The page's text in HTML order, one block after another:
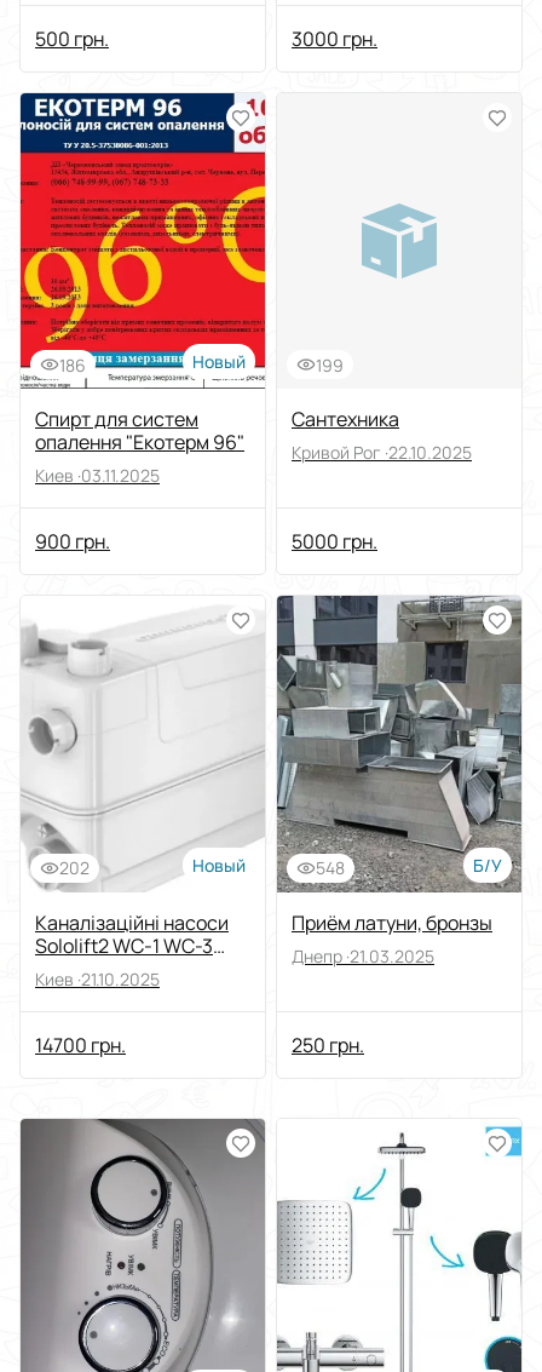
500 грн. 3000 грн.
186 Новый
Спирт для систем
опалення "Екотерм 96"
Киев ·03.11.2025
900 грн.
199
Сантехника
Кривой Рог ·22.10.2025
5000 грн.
202 Новый
Каналізаційні насоси
Sololift2 WC-1 WC-3
CWC-3 C-3 D-2
Киев ·21.10.2025
14700 грн.
548 Б/У
Приём латуни, бронзы
Днепр ·21.03.2025
250 грн.